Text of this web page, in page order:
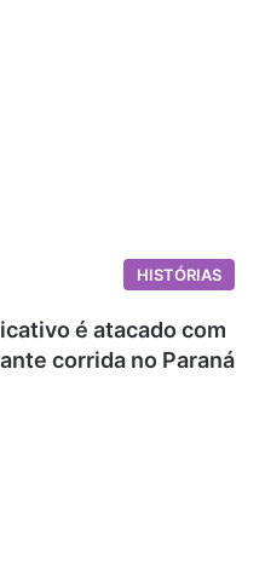
HISTÓRIAS
é atacado com
corrida no Paraná